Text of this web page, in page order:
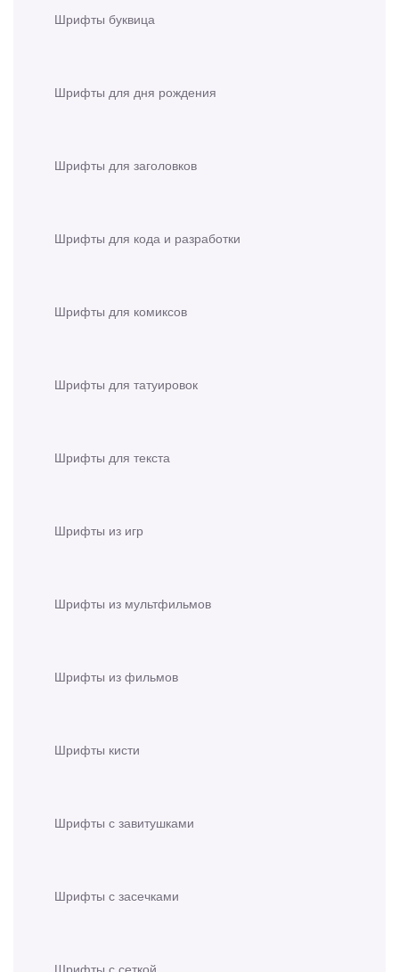
Шрифты буквица
Шрифты для дня рождения
Шрифты для заголовков
Шрифты для кода и разработки
Шрифты для комиксов
Шрифты для татуировок
Шрифты для текста
Шрифты из игр
Шрифты из мультфильмов
Шрифты из фильмов
Шрифты кисти
Шрифты с завитушками
Шрифты с засечками